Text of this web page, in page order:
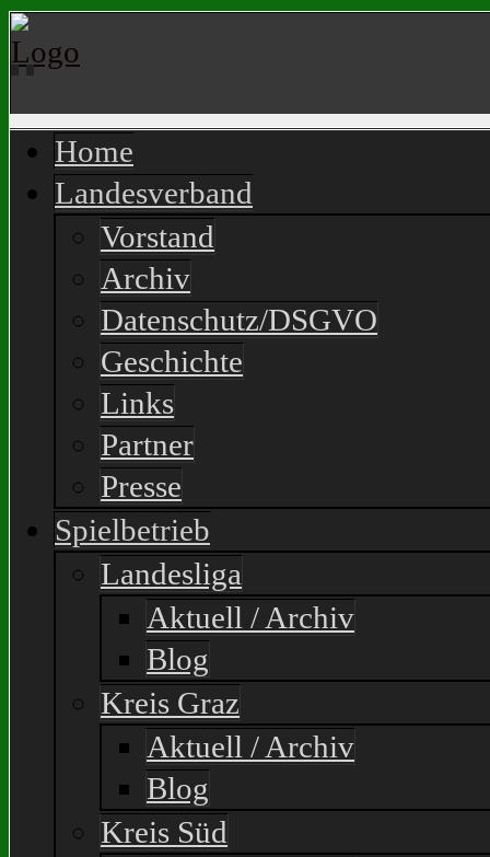
Home
Landesverband
Vorstand
Archiv
Datenschutz/DSGVO
Geschichte
Links
Partner
Presse
Spielbetrieb
Landesliga
Aktuell / Archiv
Blog
Kreis Graz
Aktuell / Archiv
Blog
Kreis Süd